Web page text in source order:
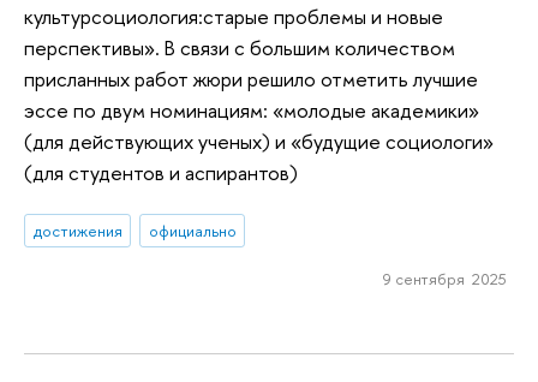
культурсоциология:старые проблемы и новые
перспективы». В связи с большим количеством
присланных работ жюри решило отметить лучшие
эссе по двум номинациям: «молодые академики»
(для действующих ученых) и «будущие социологи»
(для студентов и аспирантов)
достижения официально
9 сентября 2025